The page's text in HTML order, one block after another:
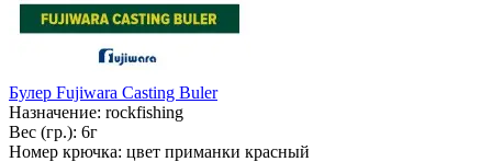
Булер Fujiwara Casting Buler
Назначение: rockfishing
Вес (гр.): 6г
Номер крючка: цвет приманки красный